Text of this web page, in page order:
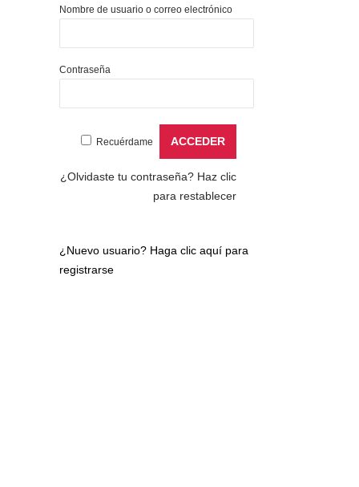
Nombre de usuario o correo electrónico
Contraseña
Recuérdame
¿Olvidaste tu contraseña? Haz clic
para restablecer
¿Nuevo usuario? Haga clic aquí para
registrarse